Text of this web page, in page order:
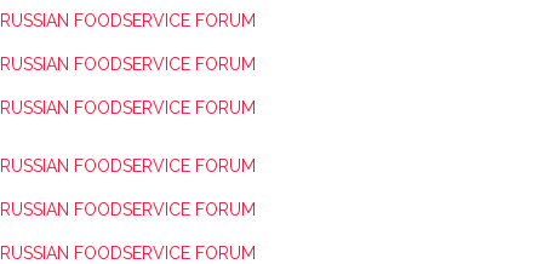
RUSSIAN FOODSERVICE FORUM
RUSSIAN FOODSERVICE FORUM
RUSSIAN FOODSERVICE FORUM
RUSSIAN FOODSERVICE FORUM
RUSSIAN FOODSERVICE FORUM
RUSSIAN FOODSERVICE FORUM